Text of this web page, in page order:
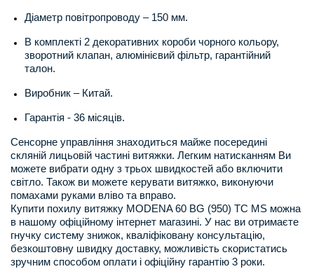
Діаметр повітропроводу – 150 мм.
В комплекті 2 декоративних короби чорного кольору,
зворотний клапан, алюмінієвий фільтр, гарантійний
талон.
Виробник – Китай.
Гарантія - 36 місяців.
Сенсорне управління знаходиться майже посередині
скляній лицьовій частині витяжки. Легким натисканням Ви
можете вибрати одну з трьох швидкостей або включити
світло. Також ви можете керувати витяжко, виконуючи
помахами руками вліво та вправо.
Купити похилу витяжку MODENA 60 BG (950) TC MS можна
в нашому офіційному інтернет магазині. У нас ви отримаєте
гнучку систему знижок, кваліфіковану консультацію,
безкоштовну швидку доставку, можливість скористатись
зручним способом оплати і офіційну гарантію 3 роки.